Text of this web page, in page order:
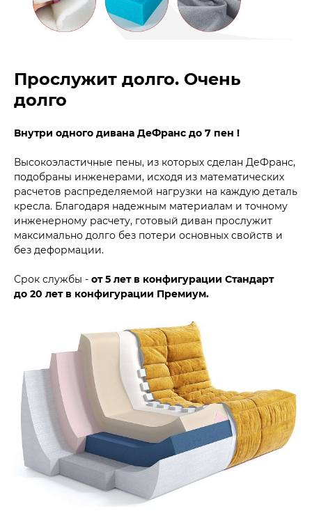
Прослужит долго. Очень
долго
Внутри одного дивана ДеФранс до 7 пен !
Высокоэластичные пены, из которых сделан ДеФранс,
подобраны инженерами, исходя из математических
расчетов распределяемой нагрузки на каждую деталь
кресла. Благодаря надежным материалам и точному
инженерному расчету, готовый диван прослужит
максимально долго без потери основных свойств и
без деформации.
Срок службы - от 5 лет в конфигурации Стандарт
до 20 лет в конфигурации Премиум.